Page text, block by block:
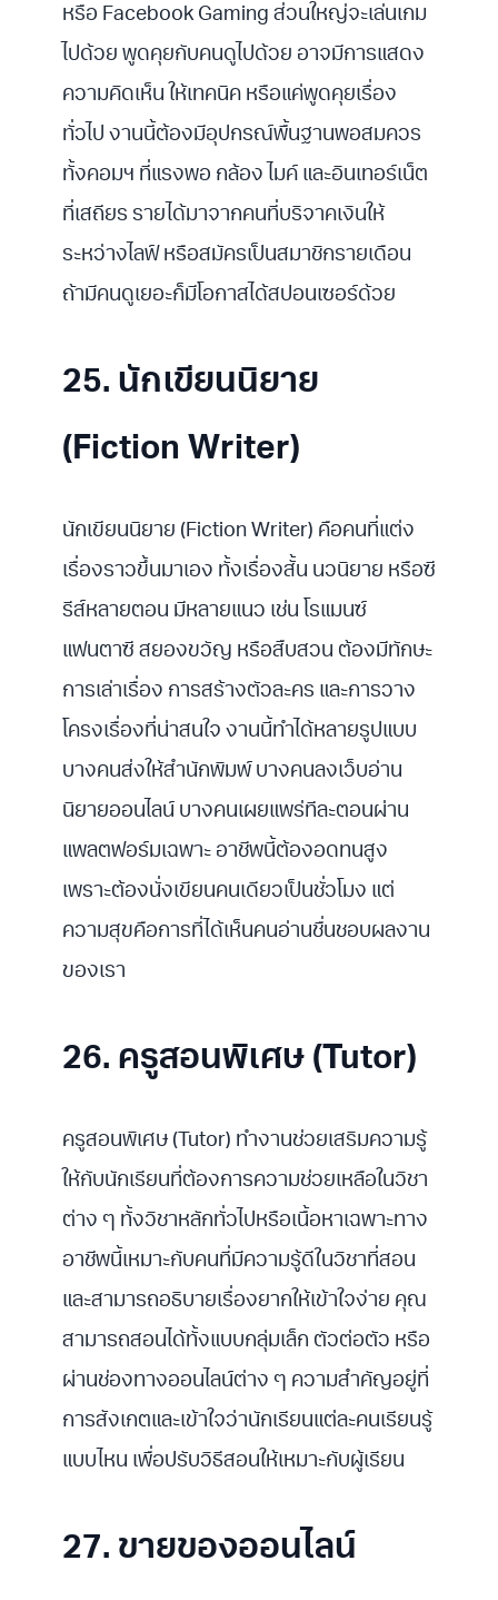
หรือ Facebook Gaming ส่วนใหญ่จะเล่นเกม
ไปด้วย พูดคุยกับคนดูไปด้วย อาจมีการแสดง
ความคิดเห็น ให้เทคนิค หรือแค่พูดคุยเรื่อง
ทั่วไป งานนี้ต้องมีอุปกรณ์พื้นฐานพอสมควร
ทั้งคอมฯ ที่แรงพอ กล้อง ไมค์ และอินเทอร์เน็ต
ที่เสถียร รายได้มาจากคนที่บริจาคเงินให้
ระหว่างไลฟ์ หรือสมัครเป็นสมาชิกรายเดือน
ถ้ามีคนดูเยอะก็มีโอกาสได้สปอนเซอร์ด้วย
25. นักเขียนนิยาย
(Fiction Writer)
นักเขียนนิยาย (Fiction Writer) คือคนที่แต่ง
เรื่องราวขึ้นมาเอง ทั้งเรื่องสั้น นวนิยาย หรือซี
รีส์หลายตอน มีหลายแนว เช่น โรแมนซ์
แฟนตาซี สยองขวัญ หรือสืบสวน ต้องมีทักษะ
การเล่าเรื่อง การสร้างตัวละคร และการวาง
โครงเรื่องที่น่าสนใจ งานนี้ทำได้หลายรูปแบบ
บางคนส่งให้สำนักพิมพ์ บางคนลงเว็บอ่าน
นิยายออนไลน์ บางคนเผยแพร่ทีละตอนผ่าน
แพลตฟอร์มเฉพาะ อาชีพนี้ต้องอดทนสูง
เพราะต้องนั่งเขียนคนเดียวเป็นชั่วโมง แต่
ความสุขคือการที่ได้เห็นคนอ่านชื่นชอบผลงาน
ของเรา
26. ครูสอนพิเศษ (Tutor)
ครูสอนพิเศษ (Tutor) ทำงานช่วยเสริมความรู้
ให้กับนักเรียนที่ต้องการความช่วยเหลือในวิชา
ต่าง ๆ ทั้งวิชาหลักทั่วไปหรือเนื้อหาเฉพาะทาง
อาชีพนี้เหมาะกับคนที่มีความรู้ดีในวิชาที่สอน
และสามารถอธิบายเรื่องยากให้เข้าใจง่าย คุณ
สามารถสอนได้ทั้งแบบกลุ่มเล็ก ตัวต่อตัว หรือ
ผ่านช่องทางออนไลน์ต่าง ๆ ความสำคัญอยู่ที่
การสังเกตและเข้าใจว่านักเรียนแต่ละคนเรียนรู้
แบบไหน เพื่อปรับวิธีสอนให้เหมาะกับผู้เรียน
27. ขายของออนไลน์